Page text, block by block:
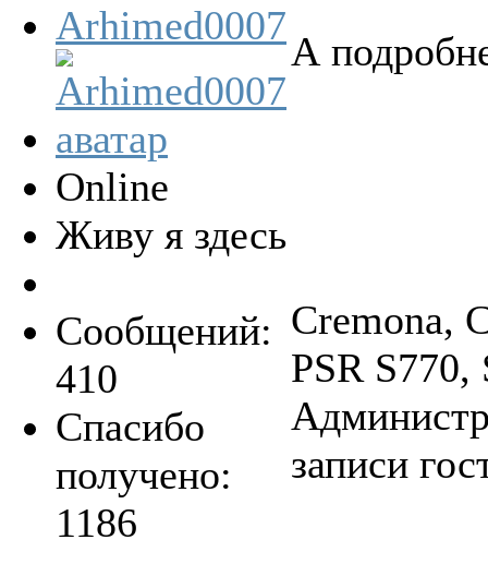
Arhimed0007
Online
Живу я здесь
Сообщений:
410
Спасибо
получено:
1186
А
Cremona,
PSR
записи